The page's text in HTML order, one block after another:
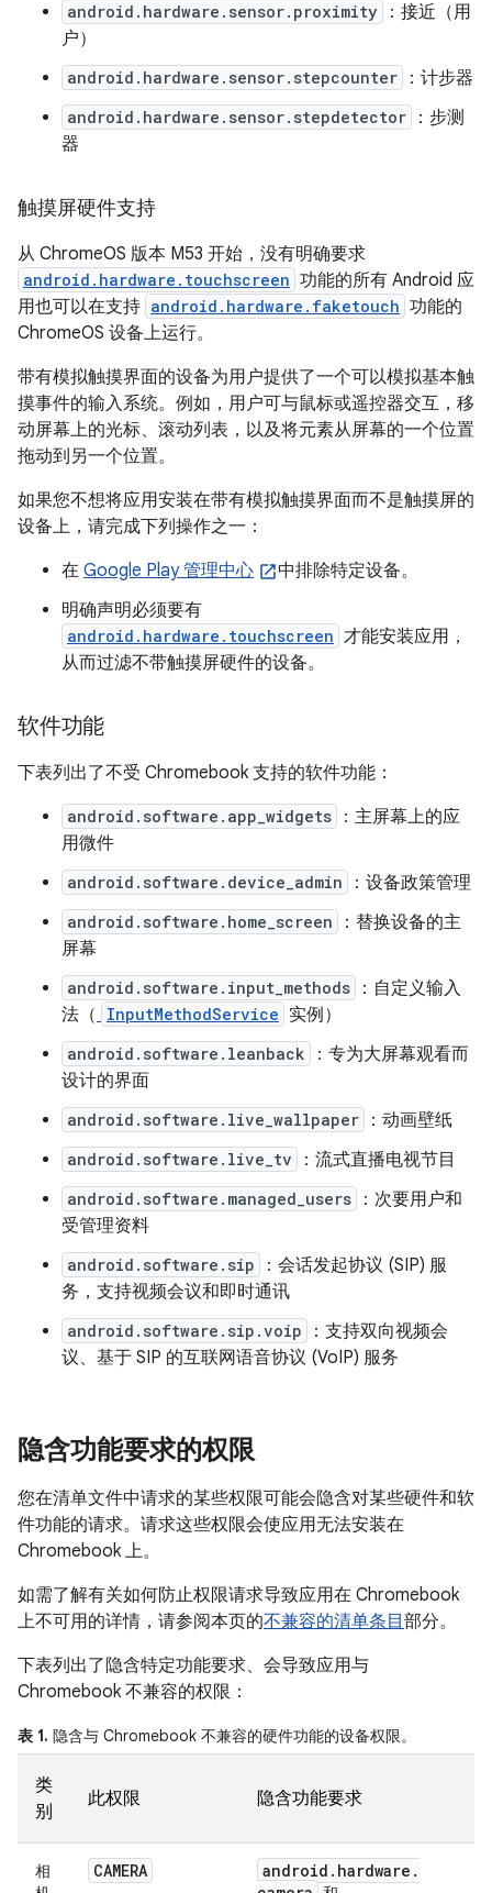
android.hardware.sensor.proximity
：接近（用
户）
android.hardware.sensor.stepcounter ：计步器
android.hardware.sensor.stepdetector
：步测
器
触摸屏硬件支持
从 ChromeOS 版本 M53 开始，没有明确要求
android.hardware.touchscreen 功能的所有 Android 应
用也可以在支持 android.hardware.faketouch 功能的
ChromeOS 设备上运行。
带有模拟触摸界面的设备为用户提供了一个可以模拟基本触
摸事件的输入系统。例如，用户可与鼠标或遥控器交互，移
动屏幕上的光标、滚动列表，以及将元素从屏幕的一个位置
拖动到另一个位置。
如果您不想将应用安装在带有模拟触摸界面而不是触摸屏的
设备上，请完成下列操作之一：
在 Google Play 管理中心
中排除特定设备。
明确声明必须要有
android.hardware.touchscreen 才能安装应用，
从而过滤不带触摸屏硬件的设备。
软件功能
下表列出了不受 Chromebook 支持的软件功能：
android.software.app_widgets
：主屏幕上的应
用微件
android.software.device_admin ：设备政策管理
android.software.home_screen
：替换设备的主
屏幕
android.software.input_methods
：自定义输入
法（
InputMethodService 实例）
android.software.leanback
：专为大屏幕观看而
设计的界面
android.software.live_wallpaper ：动画壁纸
android.software.live_tv ：流式直播电视节目
android.software.managed_users
：次要用户和
受管理资料
android.software.sip
：会话发起协议 (SIP) 服
务，支持视频会议和即时通讯
android.software.sip.voip
：支持双向视频会
议、基于 SIP 的互联网语音协议 (VoIP) 服务
隐含功能要求的权限
您在清单文件中请求的某些权限可能会隐含对某些硬件和软
件功能的请求。请求这些权限会使应用无法安装在
Chromebook 上。
如需了解有关如何防止权限请求导致应用在 Chromebook
上不可用的详情，请参阅本页的不兼容的清单条目 部分。
下表列出了隐含特定功能要求、会导致应用与
Chromebook 不兼容的权限：
表 1. 隐含与 Chromebook 不兼容的硬件功能的设备权限。
类
别
此权限 隐含功能要求
相
CAMERA android . hardware .